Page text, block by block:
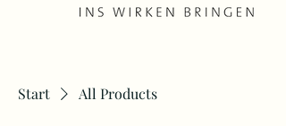
Start All Products